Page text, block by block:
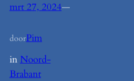
mrt 27, 2024—
doorPim
in Noord-
Brabant